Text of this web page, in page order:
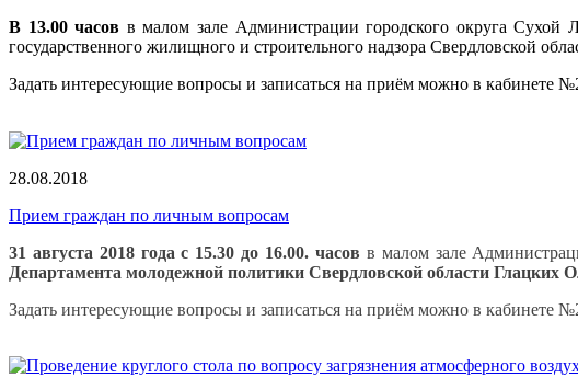
В 13.00 часов в малом зале Администрации городского округа Сухой
государственного жилищного и строительного надзора Свердловской
Задать интересующие вопросы и записаться на приём можно в кабинете
28.08.2018
Прием граждан по личным вопросам
31 августа 2018 года с 15.30 до 16.00. часов в малом зале
Департамента молодежной политики Свердловской области Глацких
Задать интересующие вопросы и записаться на приём можно в кабинете